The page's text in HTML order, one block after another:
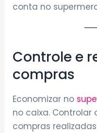
conta no
Controle e
compras
Economizar no
no caixa. Controlar
compras